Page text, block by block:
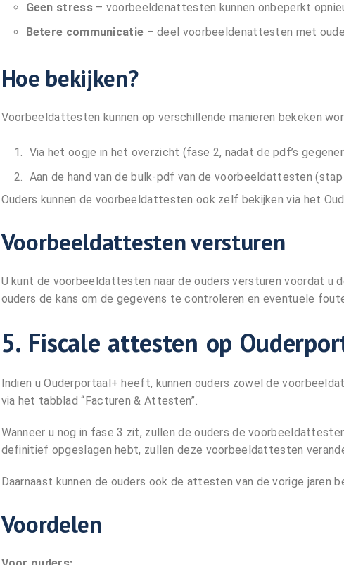
Geen stress– voorbeeldenattesten kunnen onbeperkt
Betere communicatie – deel voorbeeldenattesten met
Hoe bekijken?
Voorbeeldattesten kunnen op verschillende manieren bekeken
Via het oogje in het overzicht (fase 2, nadat de pdf’s
Aan de hand van de bulk-pdf van de voorbeeldattesten (stap
Ouders kunnen de voorbeeldattesten ook zelf bekijken via het
Voorbeeldattesten versturen
U kunt de voorbeeldattesten naar de ouders versturen voordat
ouders de kans om de gegevens te controleren en eventuele
5. Fiscale attesten op
Indien u Ouderportaal+ heeft, kunnen ouders zowel de
via het tabblad “Facturen & Attesten”.
Wanneer u nog in fase 3 zit, zullen de ouders de
definitief opgeslagen hebt, zullen deze voorbeeldattesten
Daarnaast kunnen de ouders ook de attesten van de vorige jaren
Voordelen